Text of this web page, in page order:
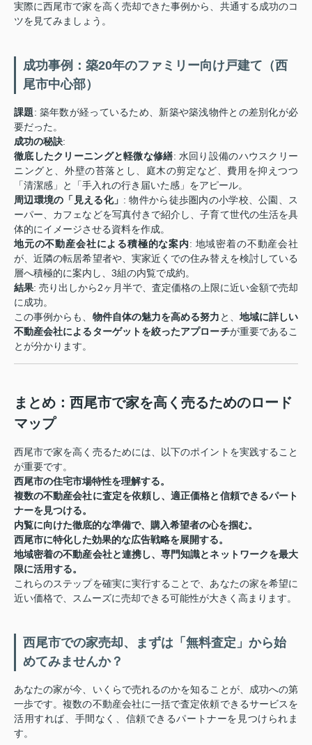
実際に西尾市で家を高く売却できた事例から、共通する成功のコ
ツを見てみましょう。
成功事例：築20年のファミリー向け戸建て（西
尾市中心部）
課題: 築年数が経っているため、新築や築浅物件との差別化が必
要だった。
成功の秘訣:
徹底したクリーニングと軽微な修繕: 水回り設備のハウスクリー
ニングと、外壁の苔落とし、庭木の剪定など、費用を抑えつつ
「清潔感」と「手入れの行き届いた感」をアピール。
周辺環境の「見える化」 : 物件から徒歩圏内の小学校、公園、ス
ーパー、カフェなどを写真付きで紹介し、子育て世代の生活を具
体的にイメージさせる資料を作成。
地元の不動産会社による積極的な案内: 地域密着の不動産会社
が、近隣の転居希望者や、実家近くでの住み替えを検討している
層へ積極的に案内し、3組の内覧で成約。
結果: 売り出しから2ヶ月半で、査定価格の上限に近い金額で売却
に成功。
この事例からも、 物件自体の魅力を高める努力 と、 地域に詳しい
不動産会社によるターゲットを絞ったアプローチが重要であるこ
とが分かります。
まとめ：西尾市で家を高く売るためのロード
マップ
西尾市で家を高く売るためには、以下のポイントを実践すること
が重要です。
西尾市の住宅市場特性を理解する。
複数の不動産会社に査定を依頼し、適正価格と信頼できるパート
ナーを見つける。
内覧に向けた徹底的な準備で、購入希望者の心を掴む。
西尾市に特化した効果的な広告戦略を展開する。
地域密着の不動産会社と連携し、専門知識とネットワークを最大
限に活用する。
これらのステップを確実に実行することで、あなたの家を希望に
近い価格で、スムーズに売却できる可能性が大きく高まります。
西尾市での家売却、まずは「無料査定」から始
めてみませんか？
あなたの家が今、いくらで売れるのかを知ることが、成功への第
一歩です。複数の不動産会社に一括で査定依頼できるサービスを
活用すれば、手間なく、信頼できるパートナーを見つけられま
す。